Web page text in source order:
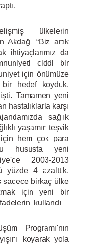
ülkelerin
Akdağ, “Biz artık
ihtiyaçlarımız da
ciddi bir
için önümüze
hedef koyduk.
Tamamen yeni
hastalıklarla karşı
sağlık
yaşamın teşvik
hem çok para
hususta yeni
2003-2013
yüzde 4 azalttık.
sadece birkaç ülke
için yeni bir
kullandı.
Programı'nın
koyarak yola